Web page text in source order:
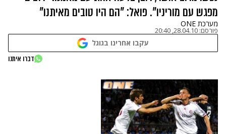
מפגש עם מוריניו". פואל: "הם היו טובים מאיתנו"
מערכת ONE
פורסם: 28.04.10, 20:40
עקבו אחרינו בגוגל
דברו איתנו